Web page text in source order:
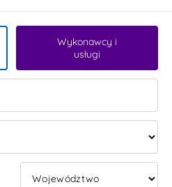
Wykonawcy i
usługi